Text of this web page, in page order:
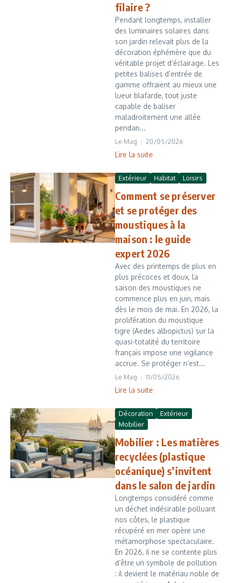
filaire ?
Pendant longtemps, installer
des luminaires solaires dans
son jardin relevait plus de la
décoration éphémère que du
véritable projet d’éclairage. Les
petites balises d’entrée de
gamme offraient au mieux une
lueur blafarde, tout juste
capable de baliser
maladroitement une allée
pendan...
Le Mag 20/05/2026
Lire la suite
Extérieur Habitat Loisirs
Comment se préserver
et se protéger des
moustiques à la
maison : le guide
expert 2026
Avec des printemps de plus en
plus précoces et doux, la
saison des moustiques ne
commence plus en juin, mais
dès le mois de mai. En 2026, la
prolifération du moustique
tigre (Aedes albopictus) sur la
quasi-totalité du territoire
français impose une vigilance
accrue. Se protéger n’est...
Le Mag 11/05/2026
Lire la suite
Décoration
Extérieur
Mobilier
Mobilier : Les matières
recyclées (plastique
océanique) s’invitent
dans le salon de jardin
Longtemps considéré comme
un déchet indésirable polluant
nos côtes, le plastique
récupéré en mer opère une
métamorphose spectaculaire.
En 2026, il ne se contente plus
d’être un symbole de pollution
: il devient le matériau noble de